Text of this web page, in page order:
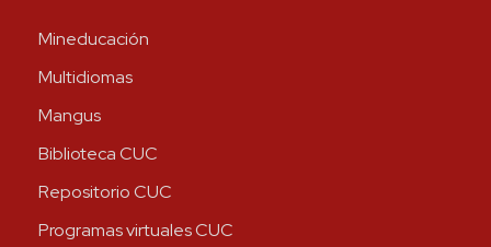
Mineducación
Multidiomas
Mangus
Biblioteca CUC
Repositorio CUC
Programas virtuales CUC